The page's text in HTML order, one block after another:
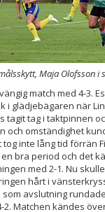
Maja Olofsson i
match med 4-3.
i glädjebägaren när
tagit tag i taktpinnen
och omständighet
inte lång tid förrän
bra period och det
med 2-1. Nu
hårt i
som avslutning
Matchen kändes